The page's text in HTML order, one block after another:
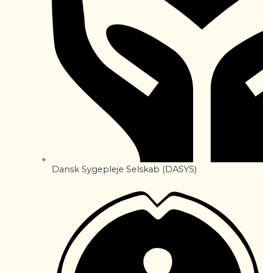
Dansk Sygepleje Selskab (DASYS)